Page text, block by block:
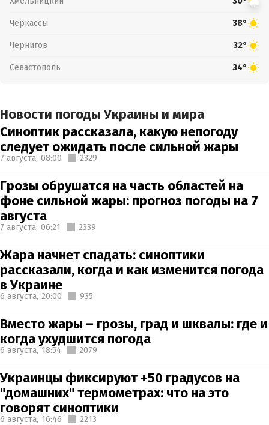
Черкассы 38°
Чернигов 32°
Севастополь 34°
Новости погоды Украины и мира
Синоптик рассказала, какую непогоду
следует ожидать после сильной жары
7 августа, 08:00 2329
Грозы обрушатся на часть областей на
фоне сильной жары: прогноз погоды на 7
августа
7 августа, 06:21 2339
Жара начнет спадать: синоптики
рассказали, когда и как изменится погода
в Украине
6 августа, 20:00 935
Вместо жары – грозы, град и шквалы: где и
когда ухудшится погода
6 августа, 18:54 2079
Украинцы фиксируют +50 градусов на
"домашних" термометрах: что на это
говорят синоптики
6 августа, 16:46 2213